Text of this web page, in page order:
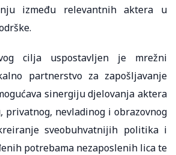
između relevantnih aktera u
cilja uspostavljen je mrežni
partnerstvo za zapošljavanje
sinergiju djelovanja aktera
privatnog, nevladinog i obrazovnog
sveobuhvatnijih politika i
potrebama nezaposlenih lica te